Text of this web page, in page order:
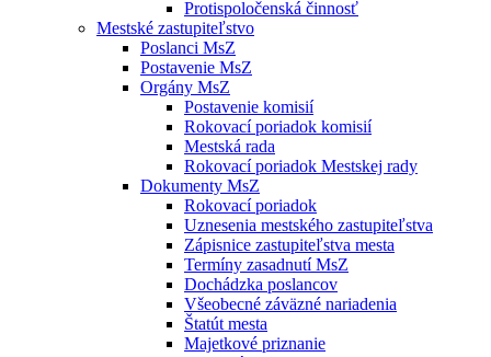
Protispoločenská činnosť
Mestské zastupiteľstvo
Poslanci MsZ
Postavenie MsZ
Orgány MsZ
Postavenie komisií
Rokovací poriadok komisií
Mestská rada
Rokovací poriadok Mestskej rady
Dokumenty MsZ
Rokovací poriadok
Uznesenia mestského zastupiteľstva
Zápisnice zastupiteľstva mesta
Termíny zasadnutí MsZ
Dochádzka poslancov
Všeobecné záväzné nariadenia
Štatút mesta
Majetkové priznanie